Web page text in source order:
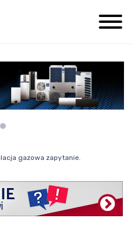
gazowa zapytanie.